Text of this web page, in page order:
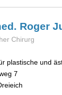
Roger
Chirurg
plastische und
7